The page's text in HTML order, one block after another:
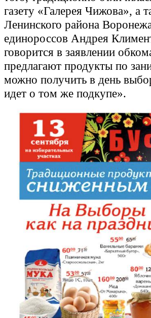
газету «Галерея Чижова», а
Ленинского района
единороссов Андрея
говорится в заявлении
предлагают продукты по
можно получить в день
идет о том же подкупе».